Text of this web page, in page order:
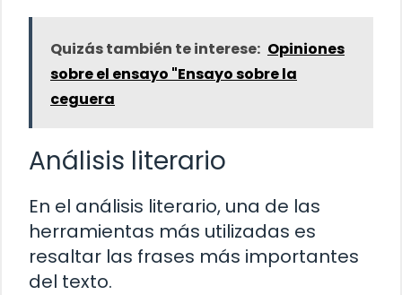
Quizás también te interese: Opiniones
sobre el ensayo "Ensayo sobre la
ceguera
Análisis literario
En el análisis literario, una de las
herramientas más utilizadas es
resaltar las frases más importantes
del texto.